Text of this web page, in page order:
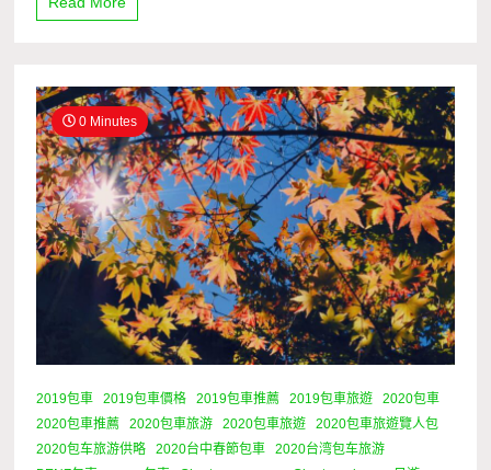
0 Minutes
2019包車 2019包車價格 2019包車推薦 2019包車旅遊
2020包車
2020包車推薦
2020包車旅游 2020包車旅遊
2020包車旅遊覽人包
2020包车旅游供略
2020台中春節包車
2020台湾包车旅游